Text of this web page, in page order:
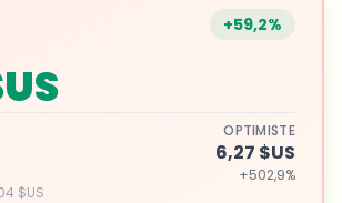
+59,2%
OPTIMISTE
6,27 $US
+502,9%
$US